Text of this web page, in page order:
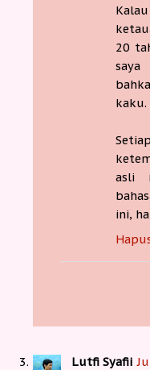
20
saya
kaku.
asli
ini,
Lutfi Syafii